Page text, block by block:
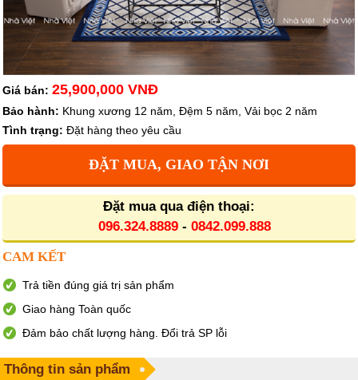
Giá bán: 25,900,000 VNĐ
Bảo hành: Khung xương 12 năm, Đệm 5 năm, Vải bọc 2 năm
Tình trạng: Đặt hàng theo yêu cầu
ĐẶT MUA, GIAO TẬN NƠI
Đặt mua qua điện thoại:
096.324.8889- 0842.099.888
CAM KẾT
Trả tiền đúng giá trị sản phẩm
Giao hàng Toàn quốc
Đảm bảo chất lượng hàng. Đổi trả SP lỗi
Thông tin sản phẩm